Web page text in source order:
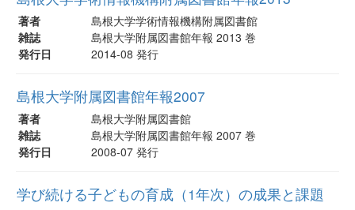
著者
島根大学学術情報機構附属図書館
雑誌
島根大学附属図書館年報 2013 巻
発行日
2014-08 発行
島根大学附属図書館年報2007
著者
島根大学附属図書館
雑誌
島根大学附属図書館年報 2007 巻
発行日
2008-07 発行
学び続ける子どもの育成（1年次）の成果と課題